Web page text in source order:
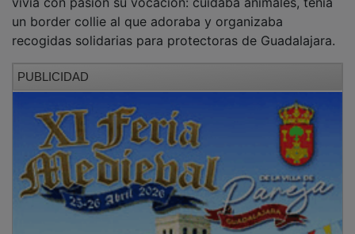
un border collie al que adoraba y organizaba
recogidas solidarias para protectoras de Guadalajara.